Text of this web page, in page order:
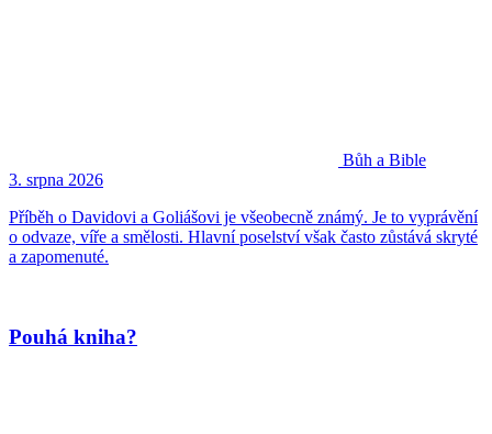
Bůh a Bible
3. srpna 2026
Příběh o Davidovi a Goliášovi je všeobecně známý. Je to vyprávění
o odvaze, víře a smělosti. Hlavní poselství však často zůstává skryté
a zapomenuté.
Pouhá kniha?